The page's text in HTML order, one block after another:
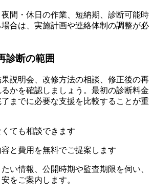
間・休日の作業、短納期、診断可能時
合は、実施計画や連絡体制の調整が必
診断の範囲
説明会、改修方法の相談、修正後の再
かを確認しましょう。最初の診断料金
までに必要な支援を比較することが重
ても相談できます
と費用を無料でご提案します
い情報、公開時期や監査期限を伺い、
をご案内します。